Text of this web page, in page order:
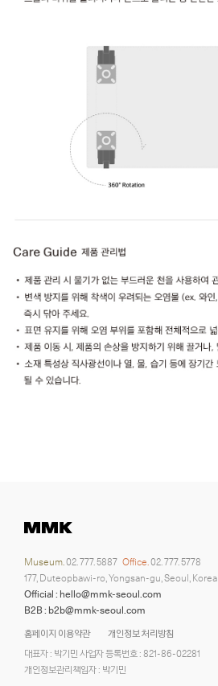
홈페이지 이용약관
개인정보 처리방침
대표자 : 박기민 사업자 등록번호 : 821-86-02281
개인정보관리책임자 : 박기민
Museum.02. 777. 5887 Office.02. 777. 5778
177, Duteopbawi-ro, Yongsan-gu, Seoul, Korea
Official : hello@mmk-seoul.com
B2B : b2b@mmk-seoul.com